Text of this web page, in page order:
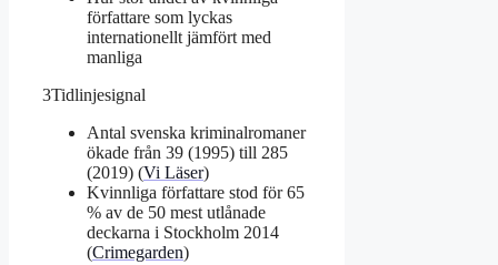
författare som lyckas
internationellt jämfört med
manliga
3Tidlinjesignal
Antal svenska kriminalromaner
ökade från 39 (1995) till 285
(2019) (Vi Läser)
Kvinnliga författare stod för 65
% av de 50 mest utlånade
deckarna i Stockholm 2014
(Crimegarden)